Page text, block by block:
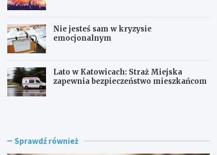
Nie jesteś sam w kryzysie
emocjonalnym
Lato w Katowicach: Straż Miejska
zapewnia bezpieczeństwo mieszkańcom
P
j
O
s Sprawdź również